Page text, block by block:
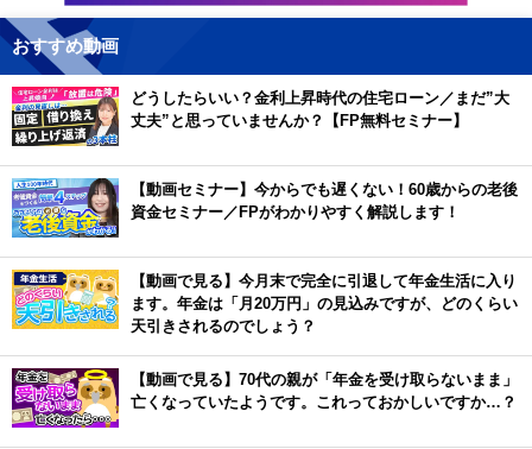
おすすめ動画
どうしたらいい？金利上昇時代の住宅ローン／まだ”大
丈夫”と思っていませんか？【FP無料セミナー】
【動画セミナー】今からでも遅くない！60歳からの老後
資金セミナー／FPがわかりやすく解説します！
【動画で見る】今月末で完全に引退して年金生活に入り
ます。年金は「月20万円」の見込みですが、どのくらい
天引きされるのでしょう？
【動画で見る】70代の親が「年金を受け取らないまま」
亡くなっていたようです。これっておかしいですか…？